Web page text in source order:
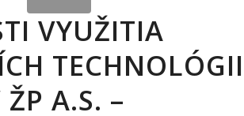
VYUŽITIA
TECHNOLÓGII
A.S. –